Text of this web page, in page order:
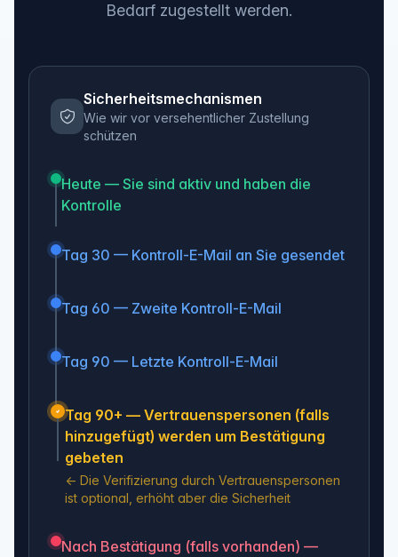
Bedarf zugestellt werden.
Sicherheitsmechanismen
Wie wir vor versehentlicher Zustellung
schützen
Heute — Sie sind aktiv und haben die
Kontrolle
Tag 30 — Kontroll-E-Mail an Sie gesendet
Tag 60 — Zweite Kontroll-E-Mail
Tag 90 — Letzte Kontroll-E-Mail
Tag 90+ — Vertrauenspersonen (falls
hinzugefügt) werden um Bestätigung
gebeten
← Die Verifizierung durch Vertrauenspersonen
ist optional, erhöht aber die Sicherheit
Nach Bestätigung (falls vorhanden) —